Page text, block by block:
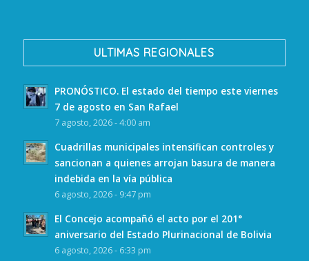
ULTIMAS REGIONALES
PRONÓSTICO. El estado del tiempo este viernes
7 de agosto en San Rafael
7 agosto, 2026 - 4:00 am
Cuadrillas municipales intensifican controles y
sancionan a quienes arrojan basura de manera
indebida en la vía pública
6 agosto, 2026 - 9:47 pm
El Concejo acompañó el acto por el 201°
aniversario del Estado Plurinacional de Bolivia
6 agosto, 2026 - 6:33 pm